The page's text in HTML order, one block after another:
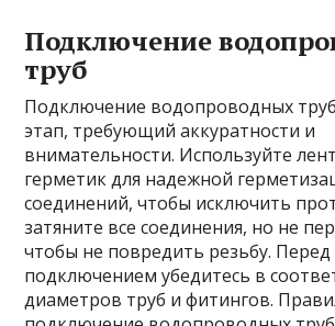
Подключение
труб
Подключение водопроводных
этап, требующий аккуратности и
внимательности. Используйте
герметик для надежной
соединений, чтобы исключить
затяните все соединения, но не
чтобы не повредить резьбу. Перед
подключением убедитесь в
диаметров труб и фитингов.